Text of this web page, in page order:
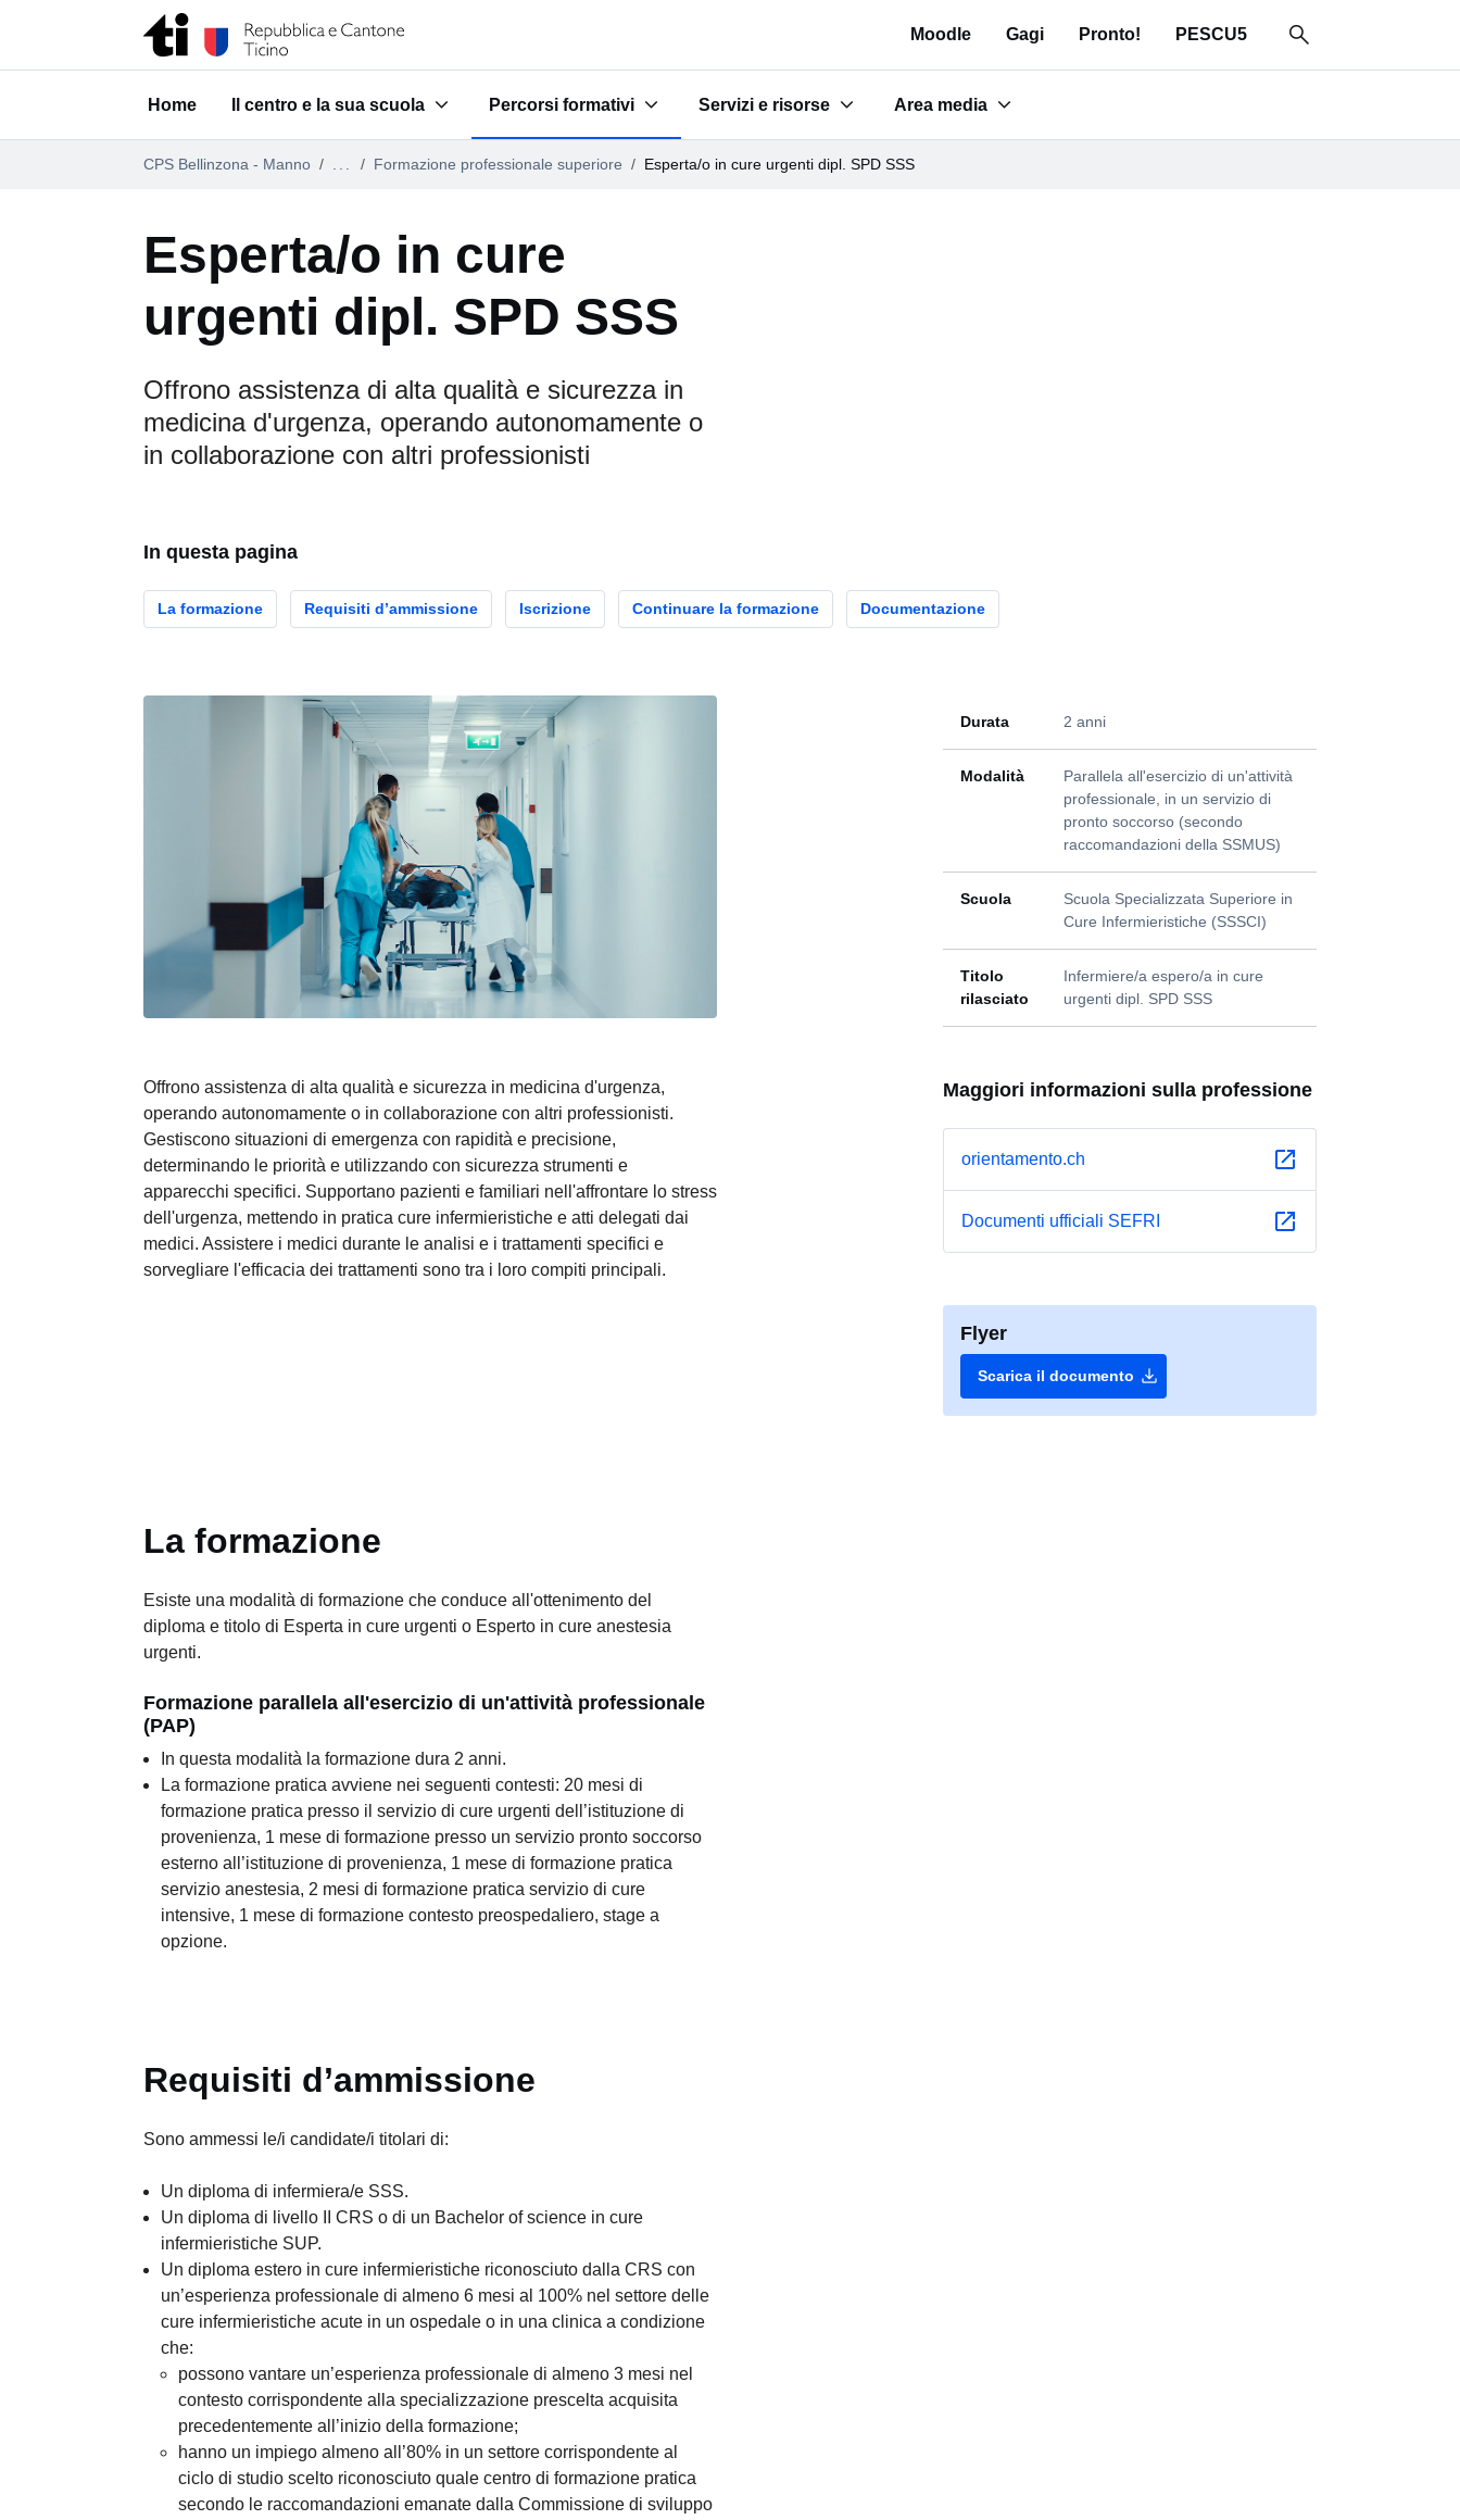
Vai al contenuto della pagina
Moodle
Gagi Pronto! PESCU5
Home Il centro e la sua scuola
Submenu for "Il centro e la sua scuola"
Percorsi formativi
Submenu for "Percorsi formativi"
Servizi e risorse
Submenu for "Servizi e risorse"
Area media
Submenu for "Area media"
CPS Bellinzona - Manno Formazione professionale superiore Esperta/o in cure urgenti dipl. SPD SSS
Esperta/o in cure
urgenti dipl. SPD SSS
Offrono assistenza di alta qualità e sicurezza in
medicina d'urgenza, operando autonomamente o
in collaborazione con altri professionisti
In questa pagina
La formazione Requisiti d’ammissione Iscrizione Continuare la formazione Documentazione
Offrono assistenza di alta qualità e sicurezza in medicina d'urgenza,
operando autonomamente o in collaborazione con altri professionisti.
Gestiscono situazioni di emergenza con rapidità e precisione,
determinando le priorità e utilizzando con sicurezza strumenti e
apparecchi specifici. Supportano pazienti e familiari nell'affrontare lo stress
dell'urgenza, mettendo in pratica cure infermieristiche e atti delegati dai
medici. Assistere i medici durante le analisi e i trattamenti specifici e
sorvegliare l'efficacia dei trattamenti sono tra i loro compiti principali.
Durata 2 anni
Modalità
Parallela all'esercizio di un'attività
professionale, in un servizio di
pronto soccorso (secondo
raccomandazioni della SSMUS)
Scuola
Scuola Specializzata Superiore in
Cure Infermieristiche (SSSCI)
Titolo
rilasciato
Infermiere/a espero/a in cure
urgenti dipl. SPD SSS
Maggiori informazioni sulla professione
orientamento.ch
Documenti ufficiali SEFRI
Flyer
Scarica il documento download
La formazione
Esiste una modalità di formazione che conduce all'ottenimento del
diploma e titolo di Esperta in cure urgenti o Esperto in cure anestesia
urgenti.
Formazione parallela all'esercizio di un'attività professionale
(PAP)
In questa modalità la formazione dura 2 anni.
La formazione pratica avviene nei seguenti contesti: 20 mesi di
formazione pratica presso il servizio di cure urgenti dell’istituzione di
provenienza, 1 mese di formazione presso un servizio pronto soccorso
esterno all’istituzione di provenienza, 1 mese di formazione pratica
servizio anestesia, 2 mesi di formazione pratica servizio di cure
intensive, 1 mese di formazione contesto preospedaliero, stage a
opzione.
Requisiti d’ammissione
Sono ammessi le/i candidate/i titolari di:
Un diploma di infermiera/e SSS.
Un diploma di livello II CRS o di un Bachelor of science in cure
infermieristiche SUP.
Un diploma estero in cure infermieristiche riconosciuto dalla CRS con
un’esperienza professionale di almeno 6 mesi al 100% nel settore delle
cure infermieristiche acute in un ospedale o in una clinica a condizione
che:
possono vantare un’esperienza professionale di almeno 3 mesi nel
contesto corrispondente alla specializzazione prescelta acquisita
precedentemente all’inizio della formazione;
hanno un impiego almeno all’80% in un settore corrispondente al
ciclo di studio scelto riconosciuto quale centro di formazione pratica
secondo le raccomandazioni emanate dalla Commissione di sviluppo